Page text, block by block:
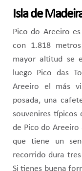
Isla de
Pico do Areeiro
con 1.818
mayor altitud se
luego Pico das
Areeiro el más
posada, una
souvenires típicos
de Pico do Areeiro
que tiene un
recorrido dura
Si tienes buena